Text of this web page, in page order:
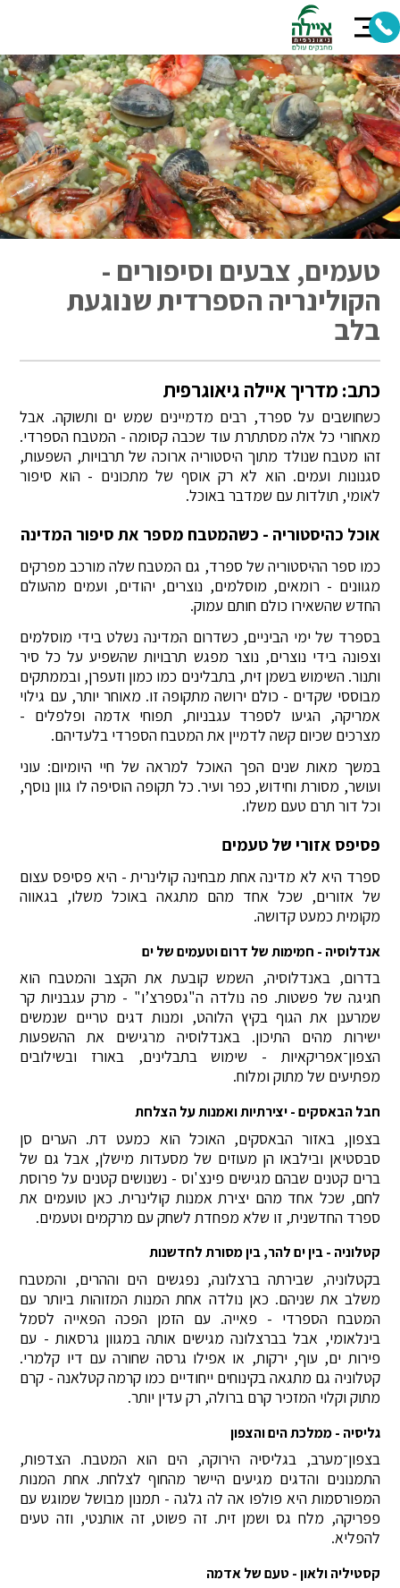
טעמים, צבעים וסיפורים -
הקולינריה הספרדית שנוגעת
בלב
כתב: מדריך איילה גיאוגרפית
כשחושבים על ספרד, רבים מדמיינים שמש ים ותשוקה. אבל
מאחורי כל אלה מסתתרת עוד שכבה קסומה - המטבח הספרדי.
זהו מטבח שנולד מתוך היסטוריה ארוכה של תרבויות, השפעות,
סגנונות ועמים. הוא לא רק אוסף של מתכונים - הוא סיפור
לאומי, תולדות עם שמדבר באוכל.
אוכל כהיסטוריה - כשהמטבח מספר את סיפור המדינה
כמו ספר ההיסטוריה של ספרד, גם המטבח שלה מורכב מפרקים
מגוונים - רומאים, מוסלמים, נוצרים, יהודים, ועמים מהעולם
החדש שהשאירו כולם חותם עמוק.
בספרד של ימי הביניים, כשדרום המדינה נשלט בידי מוסלמים
וצפונה בידי נוצרים, נוצר מפגש תרבויות שהשפיע על כל סיר
ותנור. השימוש בשמן זית, בתבלינים כמו כמון וזעפרן, ובממתקים
מבוססי שקדים - כולם ירושה מתקופה זו. מאוחר יותר, עם גילוי
אמריקה, הגיעו לספרד עגבניות, תפוחי אדמה ופלפלים -
מצרכים שכיום קשה לדמיין את המטבח הספרדי בלעדיהם.
במשך מאות שנים הפך האוכל למראה של חיי היומיום: עוני
ועושר, מסורת וחידוש, כפר ועיר. כל תקופה הוסיפה לו גוון נוסף,
וכל דור תרם טעם משלו.
פסיפס אזורי של טעמים
ספרד היא לא מדינה אחת מבחינה קולינרית - היא פסיפס עצום
של אזורים, שכל אחד מהם מתגאה באוכל משלו, בגאווה
מקומית כמעט קדושה.
אנדלוסיה - חמימות של דרום וטעמים של ים
בדרום, באנדלוסיה, השמש קובעת את הקצב והמטבח הוא
חגיגה של פשטות. פה נולדה ה"גספרצ’ו" - מרק עגבניות קר
שמרענן את הגוף בקיץ הלוהט, ומנות דגים טריים שנמשים
ישירות מהים התיכון. באנדלוסיה מרגישים את ההשפעות
הצפון־אפריקאיות - שימוש בתבלינים, באורז ובשילובים
מפתיעים של מתוק ומלוח.
חבל הבאסקים - יצירתיות ואמנות על הצלחת
בצפון, באזור הבאסקים, האוכל הוא כמעט דת. הערים סן
סבסטיאן ובילבאו הן מעוזים של מסעדות מישלן, אבל גם של
ברים קטנים שבהם מגישים פינצ'וס - נשנושים קטנים על פרוסת
לחם, שכל אחד מהם יצירת אמנות קולינרית. כאן טועמים את
ספרד החדשנית, זו שלא מפחדת לשחק עם מרקמים וטעמים.
קטלוניה - בין ים להר, בין מסורת לחדשנות
בקטלוניה, שבירתה ברצלונה, נפגשים הים וההרים, והמטבח
משלב את שניהם. כאן נולדה אחת המנות המזוהות ביותר עם
המטבח הספרדי - פאייה. עם הזמן הפכה הפאייה לסמל
בינלאומי, אבל בברצלונה מגישים אותה במגוון גרסאות - עם
פירות ים, עוף, ירקות, או אפילו גרסה שחורה עם דיו קלמרי.
קטלוניה גם מתגאה בקינוחים ייחודיים כמו קרמה קטלאנה - קרם
מתוק וקלוי המזכיר קרם ברולה, רק עדין יותר.
גליסיה - ממלכת הים והצפון
בצפון־מערב, בגליסיה הירוקה, הים הוא המטבח. הצדפות,
התמנונים והדגים מגיעים היישר מהחוף לצלחת. אחת המנות
המפורסמות היא פולפו אה לה גלגה - תמנון מבושל שמוגש עם
פפריקה, מלח גס ושמן זית. זה פשוט, זה אותנטי, וזה טעים
להפליא.
קסטיליה ולאון - טעם של אדמה